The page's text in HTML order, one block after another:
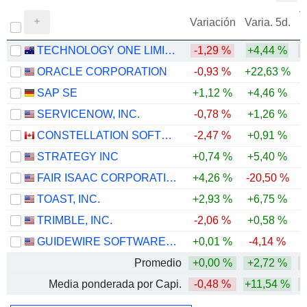
Variación Varia. 5d.
TECHNOLOGY ONE LIMITED -1,29 % +4,44 %
ORACLE CORPORATION
-0,93 % +22,63 %
SAP SE
+1,12 % +4,46 %
SERVICENOW, INC.
-0,78 % +1,26 %
CONSTELLATION SOFTWARE INC.
-2,47 % +0,91 %
STRATEGY INC
+0,74 % +5,40 %
FAIR ISAAC CORPORATION
+4,26 % -20,50 %
TOAST, INC.
+2,93 % +6,75 %
TRIMBLE, INC.
-2,06 % +0,58 %
GUIDEWIRE SOFTWARE, INC.
+0,01 % -4,14 %
Promedio
+0,00 % +2,72 %
Media ponderada por Capi.
-0,48 % +11,54 %